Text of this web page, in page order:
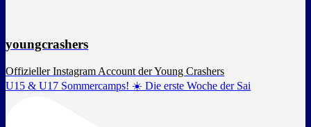
youngcrashers
Offizieller Instagram Account der Young Crashers
U15 & U17 Sommercamps! ☀️ Die erste Woche der Sai